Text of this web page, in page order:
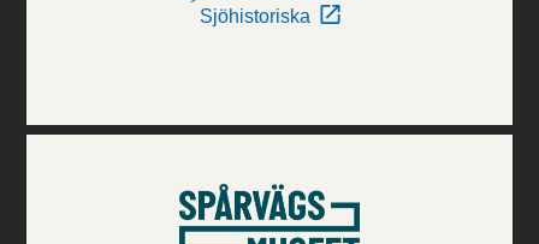
Sjöhistoriska